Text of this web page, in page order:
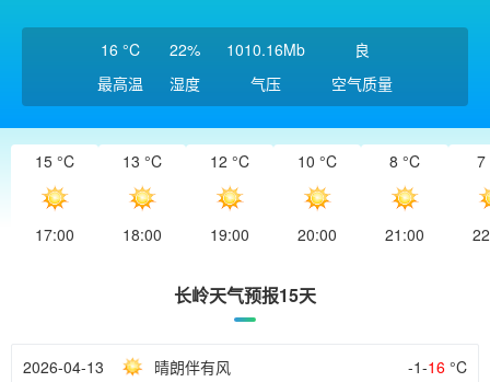
16 °C
最高温
22%
湿度
1010.16Mb
气压
良
空气质量
15 °C
17:00
13 °C
18:00
12 °C
19:00
10 °C
20:00
8 °C
21:00
7
长岭天气预报15天
2026-04-13 晴朗伴有风 -1-16 °C